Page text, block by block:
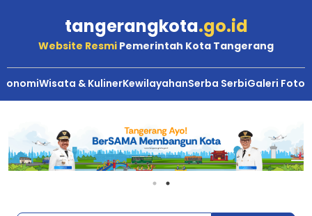
tangerangkota.go.id
Website Resmi Pemerintah Kota Tangerang
Wisata & KulinerKewilayahanSerba SerbiGaleri Foto